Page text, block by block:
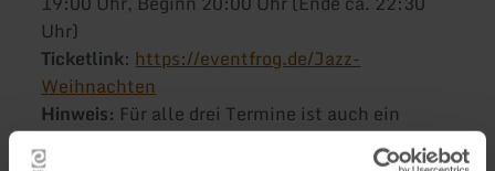
Uhr)
Ticketlink:https://eventfrog.de/Jazz-
Weihnachten
Hinweis: Für alle drei Termine ist auch ein
Kombi-Ticket verfügbar (18.04. / 24.10. /